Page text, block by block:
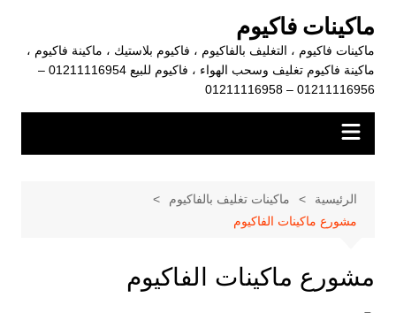
المحتوى
ماكينات فاكيوم
ماكينات فاكيوم ، التغليف بالفاكيوم ، فاكيوم بلاستيك ، ماكينة فاكيوم ،
ماكينة فاكيوم تغليف وسحب الهواء ، فاكيوم للبيع 01211116954 –
01211116956 – 01211116958
الرئيسية
ماكينات تغليف بالفاكيوم
مشورع ماكينات الفاكيوم
مشورع ماكينات الفاكيوم